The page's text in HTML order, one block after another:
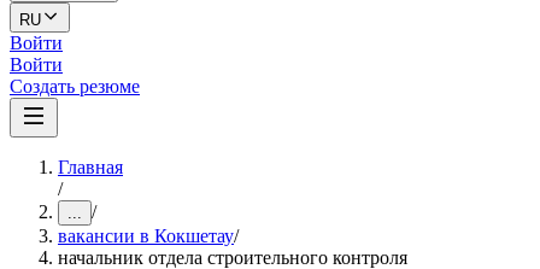
RU
Войти
Войти
Создать резюме
Главная
/
... /
вакансии в Кокшетау/
начальник отдела строительного контроля